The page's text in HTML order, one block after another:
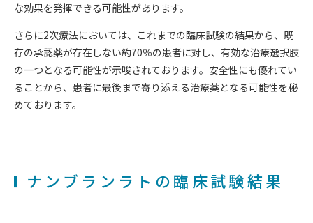
な効果を発揮できる可能性があります。
さらに2次療法においては、これまでの臨床試験の結果から、既
存の承認薬が存在しない約70％の患者に対し、有効な治療選択肢
の一つとなる可能性が示唆されております。安全性にも優れてい
ることから、患者に最後まで寄り添える治療薬となる可能性を秘
めております。
ナンブランラトの臨床試験結果